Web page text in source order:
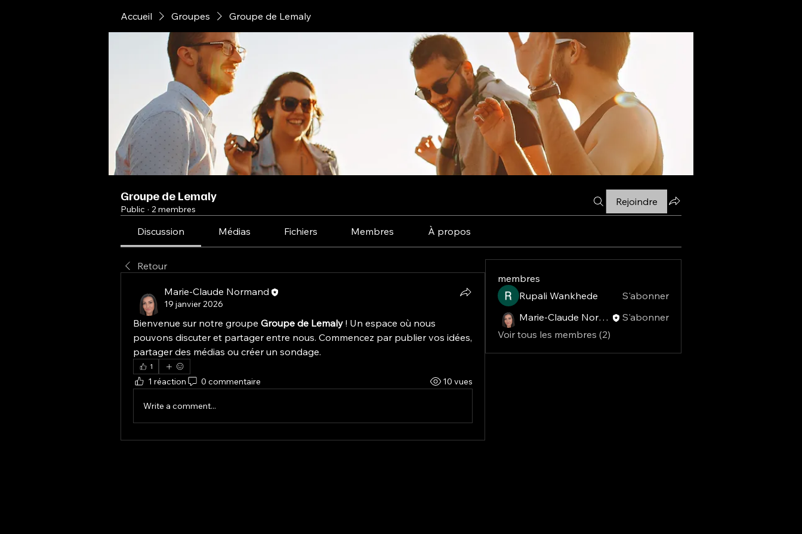
Accueil Groupes Groupe de Lemaly
Groupe de Lemaly
Public · 2 membres
Rejoindre
Discussion Médias Fichiers Membres À propos
Retour
Marie-Claude Normand
19 janvier 2026
Bienvenue sur notre groupe Groupe de Lemaly ! Un espace où nous
pouvons discuter et partager entre nous. Commencez par publier vos idées,
partager des médias ou créer un sondage.
1
1 réaction 0 commentaire 10 vues
Write a comment...
membres
Rupali Wankhede
S'abonner
Marie-Claude Normand
S'abonner
Voir tous les membres (2)